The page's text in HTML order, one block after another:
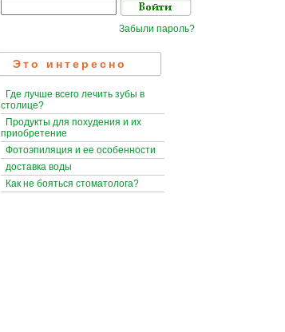
Забыли пароль?
Это интересно
Где лучше всего лечить зубы в
столице?
Продукты для похудения и их
приобретение
Фотоэпиляция и ее особенности
доставка воды
Как не бояться стоматолога?